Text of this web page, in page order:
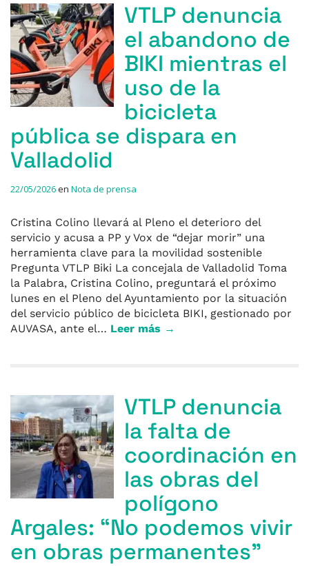
VTLP denuncia
el abandono de
BIKI mientras el
uso de la
bicicleta
pública se dispara en
Valladolid
22/05/2026en Nota de prensa
Cristina Colino llevará al Pleno el deterioro del
servicio y acusa a PP y Vox de “dejar morir” una
herramienta clave para la movilidad sostenible
Pregunta VTLP Biki La concejala de Valladolid Toma
la Palabra, Cristina Colino, preguntará el próximo
lunes en el Pleno del Ayuntamiento por la situación
del servicio público de bicicleta BIKI, gestionado por
AUVASA, ante el… Leer más →
VTLP denuncia
la falta de
coordinación en
las obras del
polígono
Argales: “No podemos vivir
en obras permanentes”